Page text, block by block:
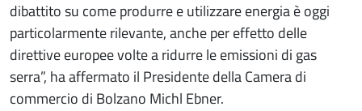
dibattito su come produrre e utilizzare energia è oggi
particolarmente rilevante, anche per effetto delle
direttive europee volte a ridurre le emissioni di gas
serra”, ha affermato il Presidente della Camera di
commercio di Bolzano Michl Ebner.